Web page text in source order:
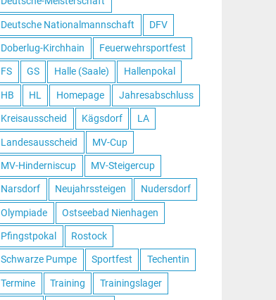
Deutsche Nationalmannschaft DFV
Doberlug-Kirchhain Feuerwehrsportfest
FS GS Halle (Saale) Hallenpokal
HB HL Homepage Jahresabschluss
Kreisausscheid Kägsdorf LA
Landesausscheid MV-Cup
MV-Hinderniscup MV-Steigercup
Narsdorf Neujahrssteigen Nudersdorf
Olympiade Ostseebad Nienhagen
Pfingstpokal Rostock
Schwarze Pumpe Sportfest Techentin
Termine Training Trainingslager